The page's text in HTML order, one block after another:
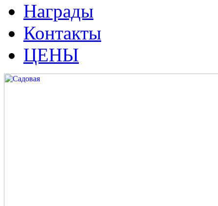
Награды
Контакты
ЦЕНЫ